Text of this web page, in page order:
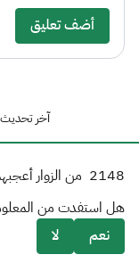
أضف تعليق
آخر تحديث: 15 فبراير 2026 12:51 ص المملكة العربية
2148 من الزوار
هل استفدت من
نعم
لا